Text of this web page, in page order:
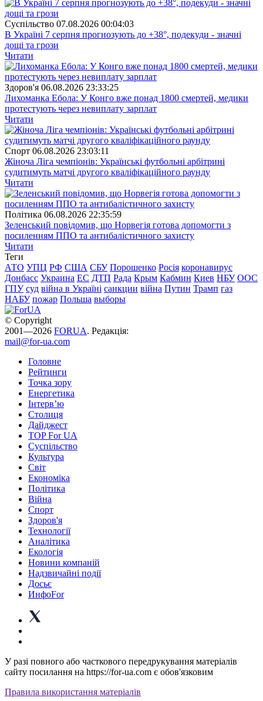
Суспiльство 07.08.2026 00:04:03
В Україні 7 серпня прогнозують до +38°, подекуди - значні
дощі та грози
Читати
Здоров'я 06.08.2026 23:33:25
Лихоманка Ебола: У Конго вже понад 1800 смертей, медики
протестують через невиплату зарплат
Читати
Спорт 06.08.2026 23:03:11
Жіноча Ліга чемпіонів: Українські футбольні арбітрині
судитимуть матчі другого кваліфікаційного раунду
Читати
Полiтика 06.08.2026 22:35:59
Зеленський повідомив, що Норвегія готова допомогти з
посиленням ППО та антибалістичного захисту
Читати
Теги
АТО УПЦ РФ США СБУ Порошенко Росія коронавирус
Донбасс Украина ЕС ДТП Рада Крым Кабмин Киев НБУ ООС
ГПУ суд війна в Україні санкции війна Путин Трамп газ
НАБУ пожар Польша выборы
© Copyright
2001—2026 FORUA. Редакція:
mail@for-ua.com
Головне
Рейтинги
Точка зору
Енергетика
Інтерв’ю
Столиця
Дайджест
TOP For UA
Суспiльство
Культура
Світ
Економіка
Політика
Війна
Спорт
Здоров'я
Технології
Аналітика
Екологія
Новини компаній
Надзвичайні події
Досьє
ИнфоFor
У разі повного або часткового передрукування матеріалів
сайту посилання на https://for-ua.com є обов'язковим
Правила використання матеріалів